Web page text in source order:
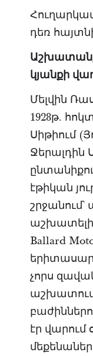
դեռ
կյանքի
Մելվին
1928թ.
Սիթիում
Ջերալդին
էթիկան
Ballard
չորս
աշխատում
էր